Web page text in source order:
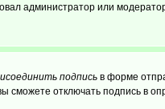
администратор или
подпись в форме
отключать подпись в